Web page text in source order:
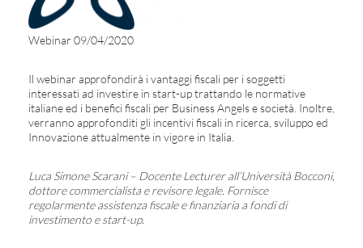
Webinar 09/04/2020
Il webinar approfondirà i vantaggi fiscali per i soggetti
interessati ad investire in start-up trattando le normative
italiane ed i benefici fiscali per Business Angels e società. Inoltre,
verranno approfonditi gli incentivi fiscali in ricerca, sviluppo ed
Innovazione attualmente in vigore in Italia.
Luca SimoneScarani– DocenteLecturerall’Università Bocconi,
dottore commercialista erevisore legale. Fornisce
regolarmente assistenza fiscaleefinanziaria a fondidi
investimento e start-up.